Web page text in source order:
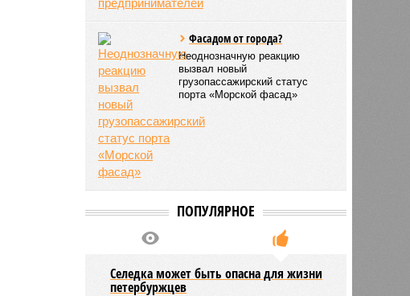
Фасадом от города?
Неоднозначную реакцию
вызвал новый
грузопассажирский статус
порта «Морской фасад»
ПОПУЛЯРНОЕ
Селедка может быть опасна для жизни
петербуржцев